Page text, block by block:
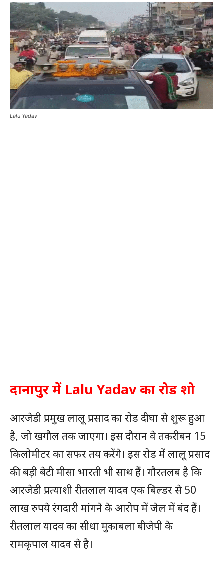
Lalu Yadav
दानापुर में Lalu Yadav का रोड शो
आरजेडी प्रमुख लालू प्रसाद का रोड दीघा से शुरू हुआ
है, जो खगौल तक जाएगा। इस दौरान वे तकरीबन 15
किलोमीटर का सफर तय करेंगे। इस रोड में लालू प्रसाद
की बड़ी बेटी मीसा भारती भी साथ हैं। गौरतलब है कि
आरजेडी प्रत्याशी रीतलाल यादव एक बिल्डर से 50
लाख रुपये रंगदारी मांगने के आरोप में जेल में बंद हैं।
रीतलाल यादव का सीधा मुकाबला बीजेपी के
रामकृपाल यादव से है।